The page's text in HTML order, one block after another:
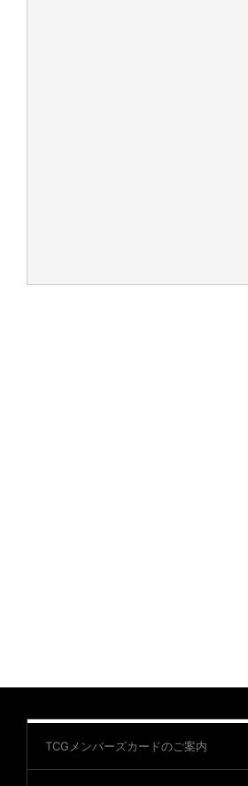
TCGメンバーズカードのご案内